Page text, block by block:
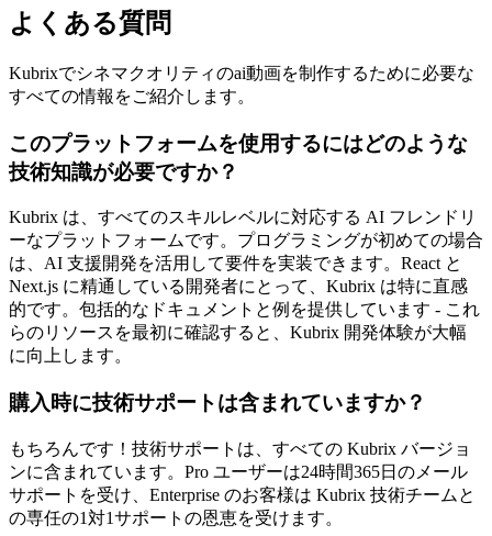
よくある質問
Kubrixでシネマクオリティのai動画を制作するために必要な
すべての情報をご紹介します。
このプラットフォームを使用するにはどのような
技術知識が必要ですか？
Kubrix は、すべてのスキルレベルに対応する AI フレンドリ
ーなプラットフォームです。プログラミングが初めての場合
は、AI 支援開発を活用して要件を実装できます。React と
Next.js に精通している開発者にとって、Kubrix は特に直感
的です。包括的なドキュメントと例を提供しています - これ
らのリソースを最初に確認すると、Kubrix 開発体験が大幅
に向上します。
購入時に技術サポートは含まれていますか？
もちろんです！技術サポートは、すべての Kubrix バージョ
ンに含まれています。Pro ユーザーは24時間365日のメール
サポートを受け、Enterprise のお客様は Kubrix 技術チームと
の専任の1対1サポートの恩恵を受けます。